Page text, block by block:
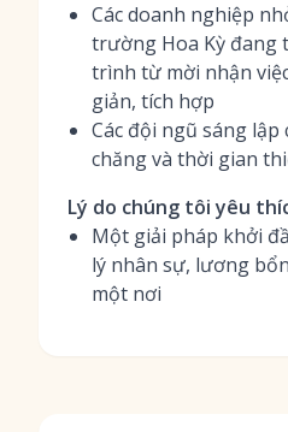
Các doanh nghiệp
trường Hoa Kỳ đang
trình từ mời nhận
giản, tích hợp
Các đội ngũ sáng
chăng và thời gian
Lý do chúng tôi yêu
Một giải pháp khởi
lý nhân sự, lương
một nơi